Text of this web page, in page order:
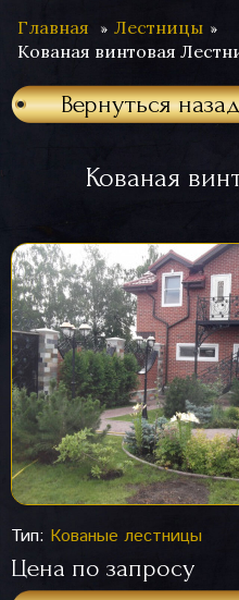
Главная
Лестницы
Кованая винтовая
Вернуться
Кованая
Тип: Кованые лестницы
Цена по запросу